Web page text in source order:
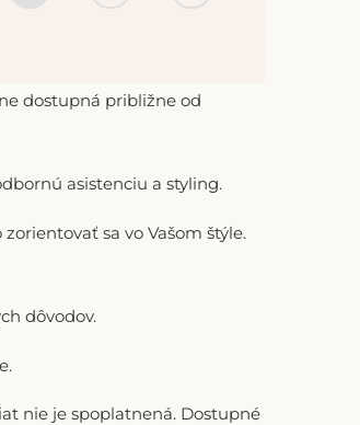
dostupná približne od
asistenciu a styling.
sa vo Vašom štýle.
dôvodov.
nie je spoplatnená. Dostupné